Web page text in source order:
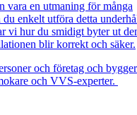
vara en utmaning för många
enkelt utföra detta
vi hur du smidigt byter ut
blir korrekt och säker.
och företag och bygger
och VVS-experter.